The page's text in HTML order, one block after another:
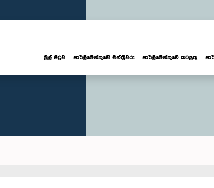
මුල් පිටුව පාර්ලි‌මේන්තුවේ මන්ත්‍රීවරු පාර්ලිමේන්තුවේ කටයුතු